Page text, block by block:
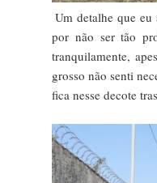
Um detalhe que eu
por não ser tão
tranquilamente,
grosso não senti
fica nesse decote